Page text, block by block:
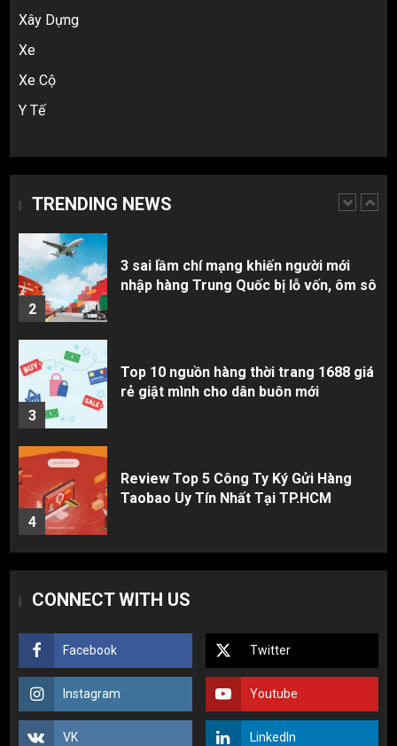
Xây Dựng
Xe
Xe Cộ
Y Tế
TRENDING NEWS
1
Hàng order 1688 về bị lỗi, hỏng, sai
màu? Cách khiếu nại đòi tiền 100%
2
3 sai lầm chí mạng khiến người mới
nhập hàng Trung Quốc bị lỗ vốn, ôm sô
3
Top 10 nguồn hàng thời trang 1688 giá
rẻ giật mình cho dân buôn mới
4
Review Top 5 Công Ty Ký Gửi Hàng
Taobao Uy Tín Nhất Tại TP.HCM
Taobao: Thẻ Visa hay ví Alipay?
1
Hàng order 1688 về bị lỗi, hỏng, sai
màu? Cách khiếu nại đòi tiền 100%
CONNECT WITH US
Facebook Twitter
Instagram Youtube
VK LinkedIn